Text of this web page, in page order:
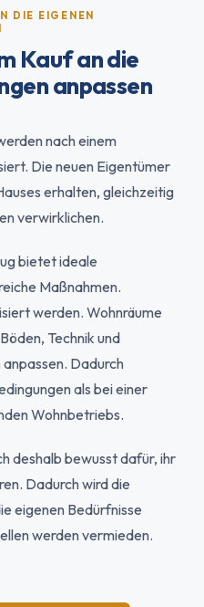
DIE EIGENEN
Kauf an die
anpassen
nach einem
Die neuen Eigentümer
erhalten, gleichzeitig
verwirklichen.
bietet ideale
Maßnahmen.
werden. Wohnräume
Technik und
Dadurch
als bei einer
Wohnbetriebs.
deshalb bewusst dafür, ihr
Dadurch wird die
eigenen Bedürfnisse
werden vermieden.